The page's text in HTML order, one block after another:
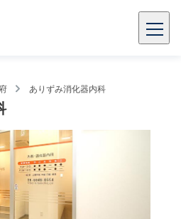
ありずみ消化器内科